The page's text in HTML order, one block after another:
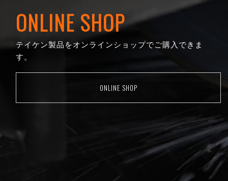
ONLINE SHOP
テイケン製品をオンラインショップでご購入できま
す。
ONLINE SHOP